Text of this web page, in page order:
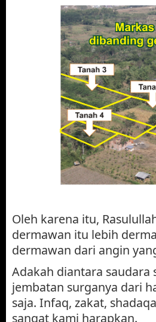
Oleh karena itu,
dermawan itu lebih
dermawan dari angin
Adakah diantara
jembatan surganya dari
saja. Infaq, zakat,
sangat kami harapkan.